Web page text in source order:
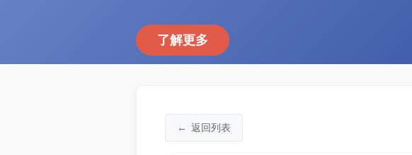
了解更多
← 返回列表